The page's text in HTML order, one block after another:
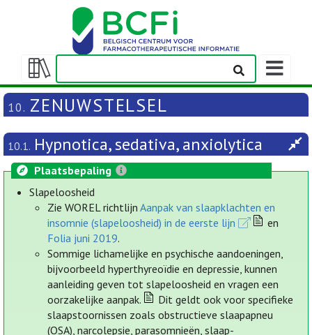
Weergeven/verbergen
inhoudstafel
10. ZENUWSTELSEL
10.1. Hypnotica, sedativa, anxiolytica
Plaatsbepaling
Slapeloosheid
Zie WOREL richtlijnAanpak van slaapklachten en
insomnie (slapeloosheid) in de eerste lijn
en
Folia juni 2019.
Sommige lichamelijke en psychische aandoeningen,
bijvoorbeeld hyperthyreoïdie en depressie, kunnen
aanleiding geven tot slapeloosheid en vragen een
oorzakelijke aanpak.
Dit geldt ook voor specifieke
slaapstoornissen zoals obstructieve slaapapneu
(OSA), narcolepsie, parasomnieën, slaap-